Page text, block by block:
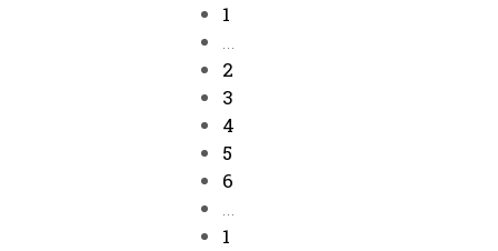
1
...
2
3
4
5
6
...
1